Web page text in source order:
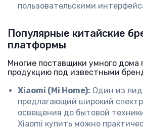
пользовательскими
Популярные китайские
платформы
Многие поставщики умного дома
продукцию под известными
Xiaomi (Mi Home): Один из
предлагающий широкий
освещения до бытовой
Xiaomi купить можно